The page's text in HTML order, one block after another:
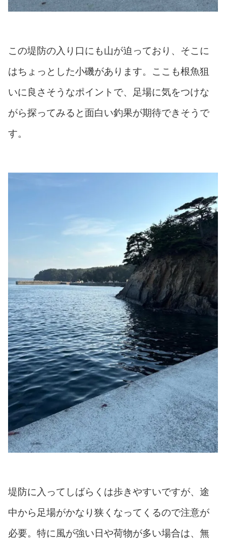
この堤防の入り口にも山が迫っており、そこに
はちょっとした小磯があります。ここも根魚狙
いに良さそうなポイントで、足場に気をつけな
がら探ってみると面白い釣果が期待できそうで
す。
堤防に入ってしばらくは歩きやすいですが、途
中から足場がかなり狭くなってくるので注意が
必要。特に風が強い日や荷物が多い場合は、無